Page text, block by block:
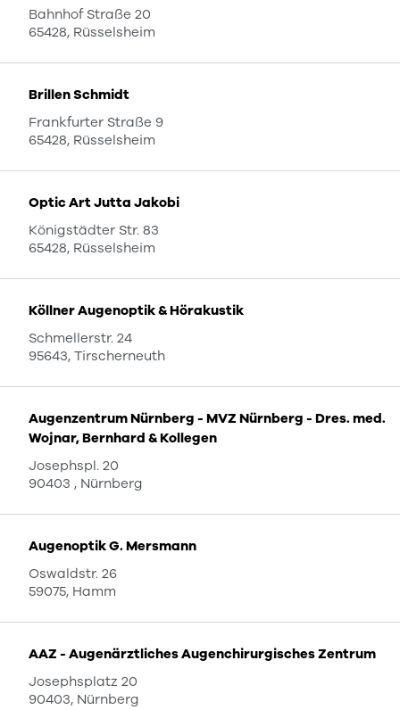
Bahnhof Straße 20
65428, Rüsselsheim
Brillen Schmidt
Frankfurter Straße 9
65428, Rüsselsheim
Optic Art Jutta Jakobi
Königstädter Str. 83
65428, Rüsselsheim
Köllner Augenoptik & Hörakustik
Schmellerstr. 24
95643, Tirscherneuth
Augenzentrum Nürnberg - MVZ Nürnberg - Dres. med.
Wojnar, Bernhard & Kollegen
Josephspl. 20
90403 , Nürnberg
Augenoptik G. Mersmann
Oswaldstr. 26
59075, Hamm
AAZ - Augenärztliches Augenchirurgisches Zentrum
Josephsplatz 20
90403, Nürnberg